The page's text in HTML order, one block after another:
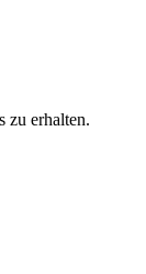
zu erhalten.